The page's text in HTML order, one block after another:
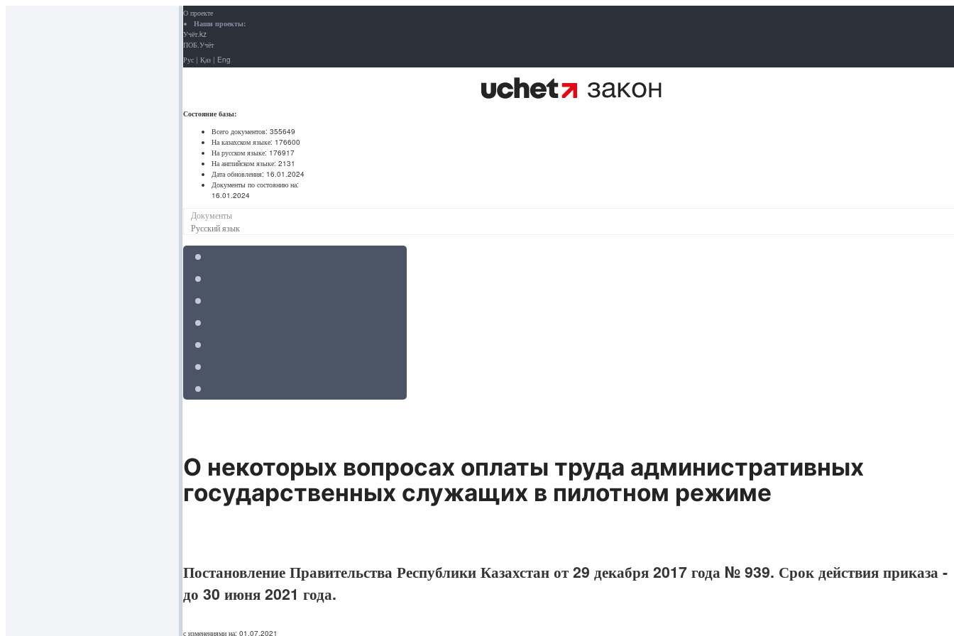
О проекте
Наши проекты:
Учёт.kz
ПОБ.Учёт
Рус | Қаз | Eng
Состояние базы:
Всего документов: 355649
На казахском языке: 176600
На русском языке: 176917
На английском языке: 2131
Дата обновления: 16.01.2024
Документы по состоянию на:
16.01.2024
Документы
Русский язык
О некоторых вопросах оплаты труда административных
государственных служащих в пилотном режиме
Постановление Правительства Республики Казахстан от 29 декабря 2017 года № 939. Срок действия приказа -
до 30 июня 2021 года.
с изменениями на: 01.07.2021